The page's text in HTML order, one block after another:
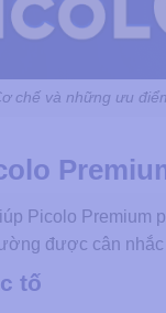
chế và những ưu
Picolo
được cân
tố